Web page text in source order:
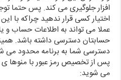
افزار جلوگیری می کند. پس حتما توجه
اختیار کسی قرار ندهید چراکه با
عملا می تواند به اطلاعات حساب و
حسابتان دسترسی داشته باشد.
دسترسی شما به برنامه محدود می
پس از تخصیص رمز عبور با منوها ی
می شوید: